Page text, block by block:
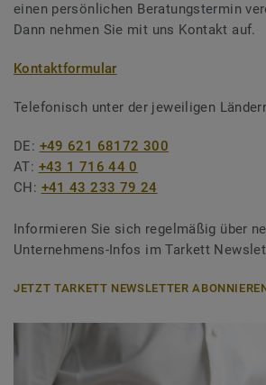
einen persönlichen Beratungstermin
Dann nehmen Sie mit uns Kontakt auf.
Kontaktformular
Telefonisch unter der jeweiligen
DE: +49 621 68172 300
AT: +43 1 716 44 0
CH: +41 43 233 79 24
Informieren Sie sich regelmäßig über
Unternehmens-Infos im Tarkett
JETZT TARKETT NEWSLETTER